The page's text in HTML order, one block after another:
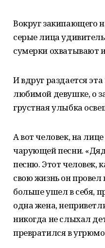
Вокруг закипающего
серые лица
сумерки охватывают
И вдруг раздается
любимой девушке, о
грустная улыбка
А вот человек, на
чарующей песни.
песню. Этот человек,
свою жизнь он
больше ушел в себя,
одна жена,
никогда не слыхал
превратился в